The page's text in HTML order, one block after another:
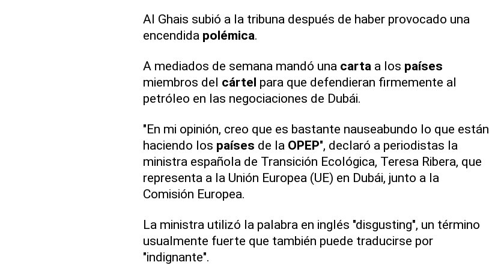
Al Ghais subió a la tribuna después de haber provocado una
encendida polémica.
A mediados de semana mandó una carta a los países
miembros del cártel para que defendieran firmemente al
petróleo en las negociaciones de Dubái.
"En mi opinión, creo que es bastante nauseabundo lo que están
haciendo los países de la OPEP", declaró a periodistas la
ministra española de Transición Ecológica, Teresa Ribera, que
representa a la Unión Europea (UE) en Dubái, junto a la
Comisión Europea.
La ministra utilizó la palabra en inglés "disgusting", un término
usualmente fuerte que también puede traducirse por
"indignante".